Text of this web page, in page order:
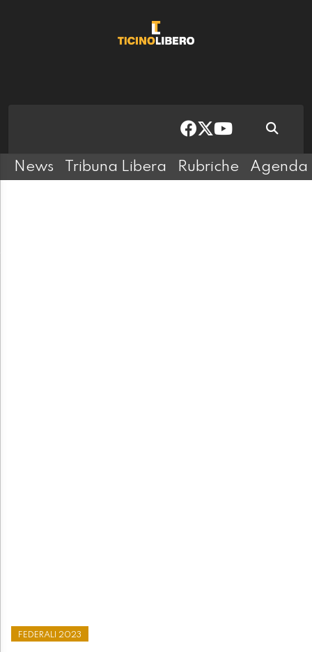
News Tribuna Libera Rubriche Agenda
FEDERALI 2023